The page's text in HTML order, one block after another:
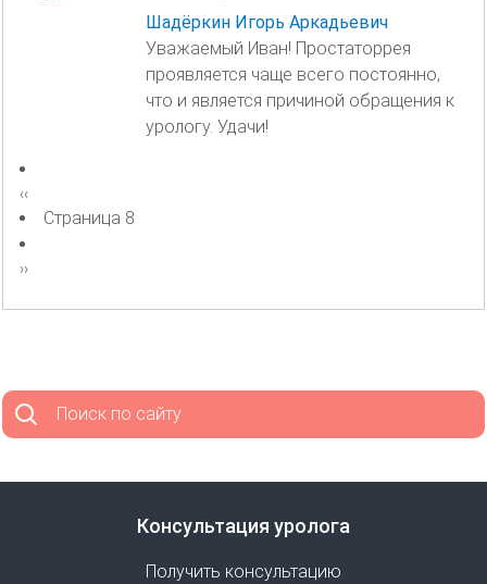
Шадёркин Игорь Аркадьевич
Уважаемый Иван! Простаторрея
проявляется чаще всего постоянно,
что и является причиной обращения к
урологу. Удачи!
Нумерация
страниц
Предыдущая
страница
‹‹
Страница 8
Следующая
››
Поиск по сайту
Консультация уролога
Получить консультацию